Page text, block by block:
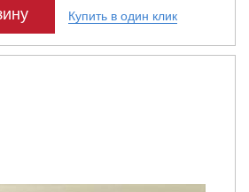
Купить в один клик